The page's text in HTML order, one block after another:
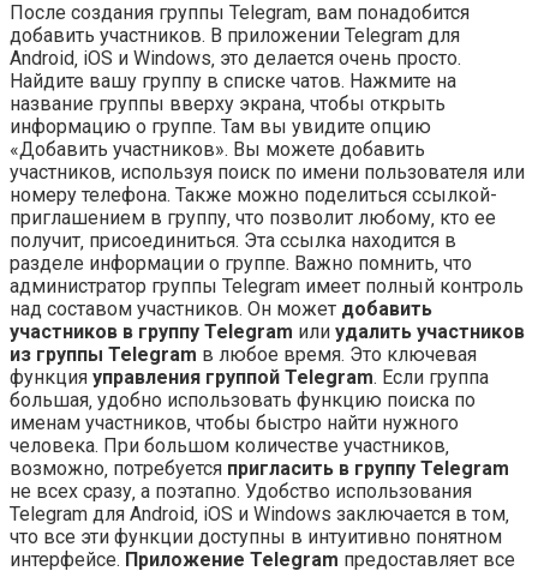
После создания группы Telegram‚ вам понадобится
добавить участников. В приложении Telegram для
Android‚ iOS и Windows‚ это делается очень просто.
Найдите вашу группу в списке чатов. Нажмите на
название группы вверху экрана‚ чтобы открыть
информацию о группе. Там вы увидите опцию
«Добавить участников». Вы можете добавить
участников‚ используя поиск по имени пользователя или
номеру телефона. Также можно поделиться ссылкой-
приглашением в группу‚ что позволит любому‚ кто ее
получит‚ присоединиться. Эта ссылка находится в
разделе информации о группе. Важно помнить‚ что
администратор группы Telegram имеет полный контроль
над составом участников. Он может добавить
участников в группу Telegram или удалить участников
из группы Telegram в любое время. Это ключевая
функция управления группой Telegram. Если группа
большая‚ удобно использовать функцию поиска по
именам участников‚ чтобы быстро найти нужного
человека. При большом количестве участников‚
возможно‚ потребуется пригласить в группу Telegram
не всех сразу‚ а поэтапно. Удобство использования
Telegram для Android‚ iOS и Windows заключается в том‚
что все эти функции доступны в интуитивно понятном
интерфейсе. Приложение Telegram предоставляет все